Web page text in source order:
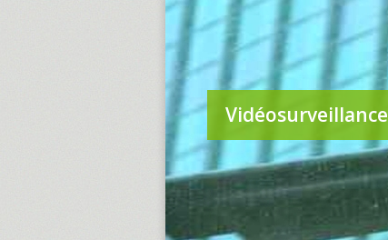
Vidéosurveillance